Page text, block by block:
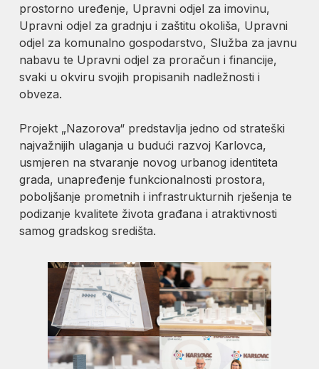
prostorno uređenje, Upravni odjel za imovinu,
Upravni odjel za gradnju i zaštitu okoliša, Upravni
odjel za komunalno gospodarstvo, Služba za javnu
nabavu te Upravni odjel za proračun i financije,
svaki u okviru svojih propisanih nadležnosti i
obveza.
Projekt „Nazorova“ predstavlja jedno od strateški
najvažnijih ulaganja u budući razvoj Karlovca,
usmjeren na stvaranje novog urbanog identiteta
grada, unapređenje funkcionalnosti prostora,
poboljšanje prometnih i infrastrukturnih rješenja te
podizanje kvalitete života građana i atraktivnosti
samog gradskog središta.